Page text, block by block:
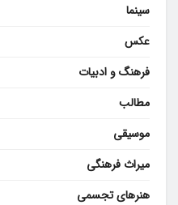
سینما
عکس
فرهنگ و ادبیات
مطالب
موسیقی
میراث فرهنگی
هنرهای تجسمی